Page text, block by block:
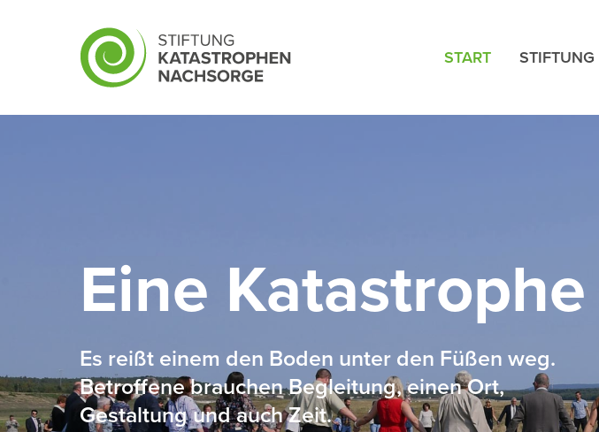
START STIFTUNG
Eine Katastrophe
Es reißt einem den Boden unter den Füßen weg.
Betroffene brauchen Begleitung, einen Ort,
Gestaltung und auch Zeit.